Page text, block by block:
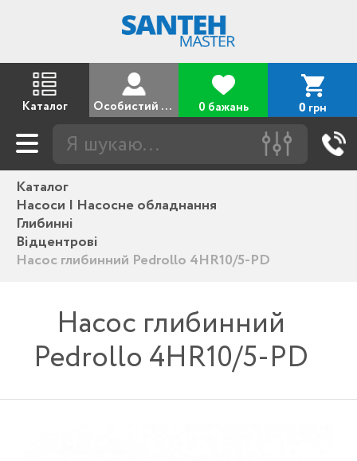
Каталог Особистий кабінет 0 бажань 0 грн
Каталог
Насоси | Насосне обладнання
Глибинні
Відцентрові
Насос глибинний Pedrollo 4HR10/5-PD
Насос глибинний
Pedrollo 4HR10/5-PD